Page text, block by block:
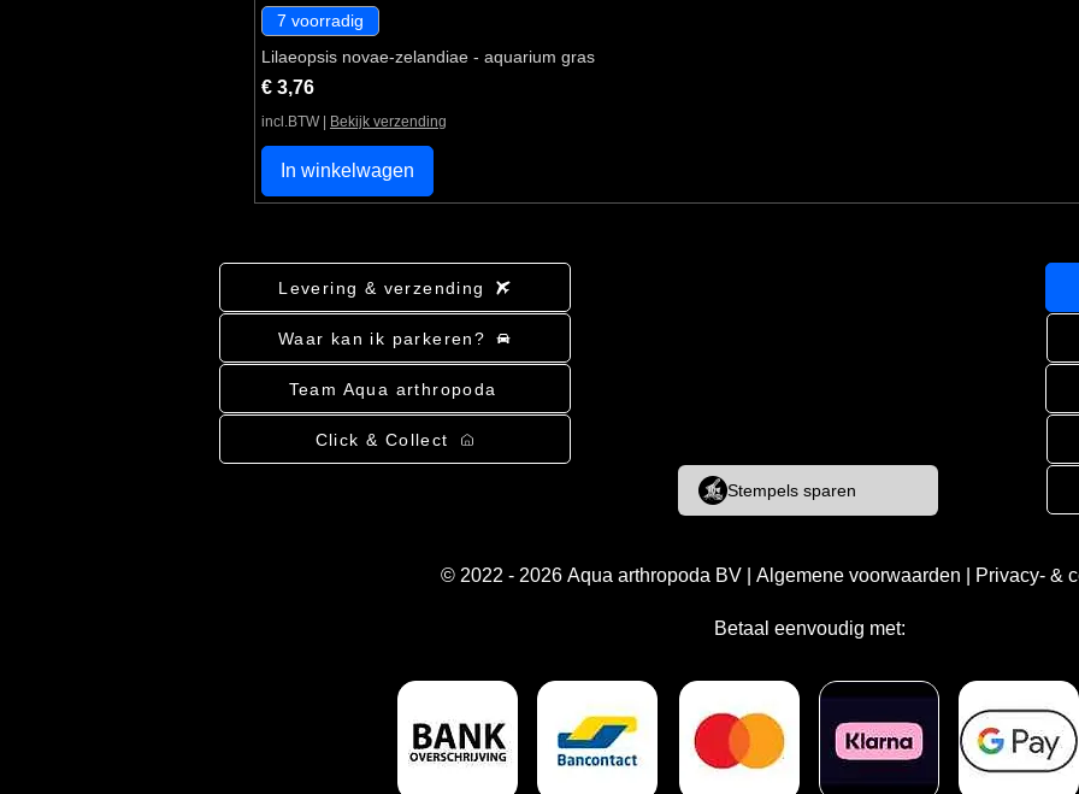
7 voorradig
Lilaeopsis novae-zelandiae - aquarium gras
Prijs
€ 3,76
incl.BTW Bekijk verzending
In winkelwagen
Levering & verzending
Waar kan ik parkeren?
Team Aqua arthropoda
Click & Collect
Stempels sparen
© 2022 - 2026 Aqua arthropoda BV Algemene voorwaarden Privacy- &
Betaal eenvoudig met: